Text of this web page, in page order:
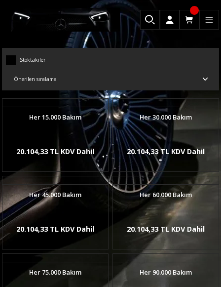
Stoktakiler
Her 15.000 Bakım
20.104,33 TL KDV Dahil
Her 30.000 Bakım
20.104,33 TL KDV Dahil
Her 45.000 Bakım
20.104,33 TL KDV Dahil
Her 60.000 Bakım
20.104,33 TL KDV Dahil
Her 75.000 Bakım Her 90.000 Bakım